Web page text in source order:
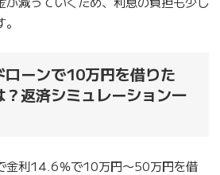
ーンで10万円を借りた
返済シミュレーション一
金利14.6％で10万円〜50万円を借